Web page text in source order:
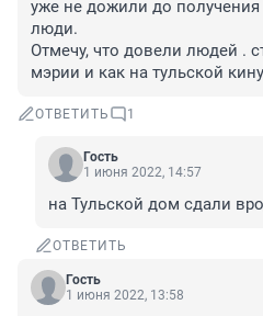
уже не дожили до
люди.
Отмечу, что довели людей .
мэрии и как на тульской
ОТВЕТИТЬ 1
Гость
1 июня 2022, 14:57
на Тульской дом сдали
ОТВЕТИТЬ
Гость
1 июня 2022, 13:58